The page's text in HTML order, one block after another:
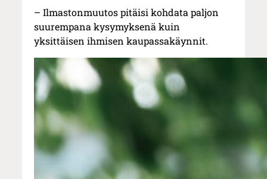
– Ilmastonmuutos pitäisi kohdata paljon
suurempana kysymyksenä kuin
yksittäisen ihmisen kaupassakäynnit.